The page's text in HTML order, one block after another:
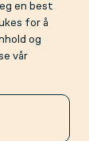
en best
for å
og
vår